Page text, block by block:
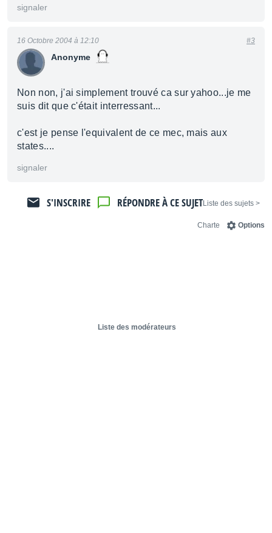
signaler
Anonyme
16 Octobre 2004 à 12:10 #3
Non non, j'ai simplement trouvé ca sur yahoo...je me
suis dit que c'était interressant...
c'est je pense l'equivalent de ce mec, mais aux
states....
signaler
< Liste des sujets
RÉPONDRE À CE SUJET
S'INSCRIRE
Options
Charte
Liste des modérateurs